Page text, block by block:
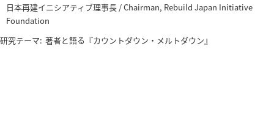
日本再建イニシアティブ理事長 / Chairman, Rebuild Japan Initiative
Foundation
研究テーマ: 著者と語る『カウントダウン・メルトダウン』